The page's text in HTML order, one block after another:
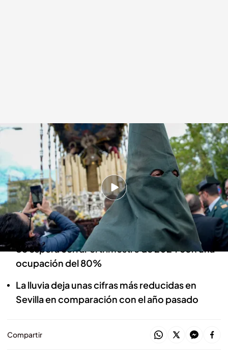
El balance económico de la Semana Santa en 2024
Redacción digital Noticias Cuatro
01 ABR 2024 - 14:43h.
La Semana Santa termina y comienza a
realizarse el balance económico del turismo en
España
Se espera cerrar el trimestre de 2024 con una
ocupación del 80%
La lluvia deja unas cifras más reducidas en
Sevilla en comparación con el año pasado
Compartir